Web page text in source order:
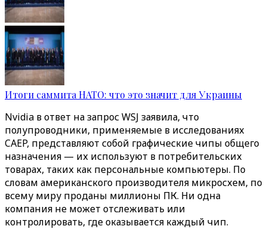
Итоги саммита НАТО: что это значит для Украины
Nvidia в ответ на запрос WSJ заявила, что
полупроводники, применяемые в исследованиях
CAEP, представляют собой графические чипы общего
назначения — их используют в потребительских
товарах, таких как персональные компьютеры. По
словам американского производителя микросхем, по
всему миру проданы миллионы ПК. Ни одна
компания не может отслеживать или
контролировать, где оказывается каждый чип.